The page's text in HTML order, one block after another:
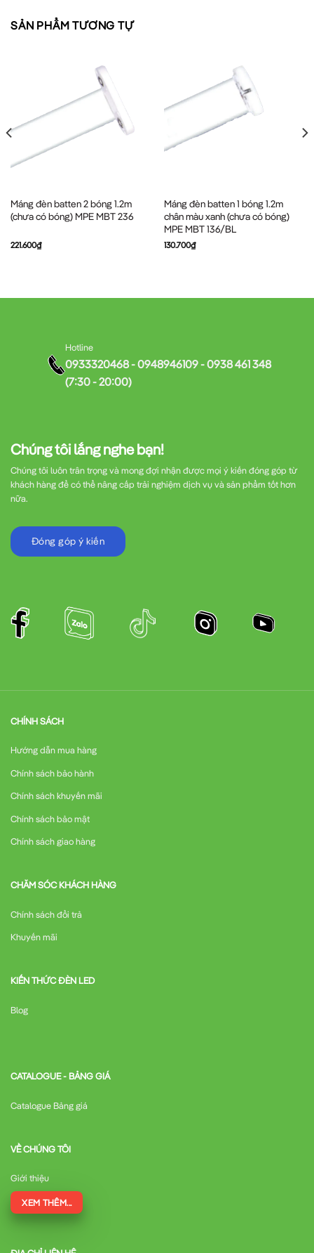
SẢN PHẨM TƯƠNG TỰ
Máng đèn batten 2 bóng 1.2m
(chưa có bóng) MPE MBT 236
221.600₫
Máng đèn batten 1 bóng 1.2m
chân màu xanh (chưa có bóng)
MPE MBT 136/BL
130.700₫
Chúng tôi lắng nghe bạn!
Chúng tôi luôn trân trọng và mong đợi nhận được mọi ý kiến đóng góp từ
khách hàng để có thể nâng cấp trải nghiệm dịch vụ và sản phẩm tốt hơn
nữa.
Đóng góp ý kiến
Hotline
0933320468 - 0948946109 - 0938 461 348
(7:30 - 20:00)
CHÍNH SÁCH
Hướng dẫn mua hàng
Chính sách bảo hành
Chính sách khuyến mãi
Chính sách bảo mật
Chính sách giao hàng
CHĂM SÓC KHÁCH HÀNG
Chính sách đổi trả
Khuyến mãi
KIẾN THỨC ĐÈN LED
Blog
CATALOGUE - BẢNG GIÁ
Catalogue Bảng giá
VỀ CHÚNG TÔI
Giới thiệu
XEM THÊM...